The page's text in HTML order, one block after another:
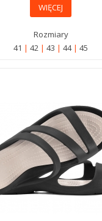
WIĘCEJ
Rozmiary
41
42 43 44 45